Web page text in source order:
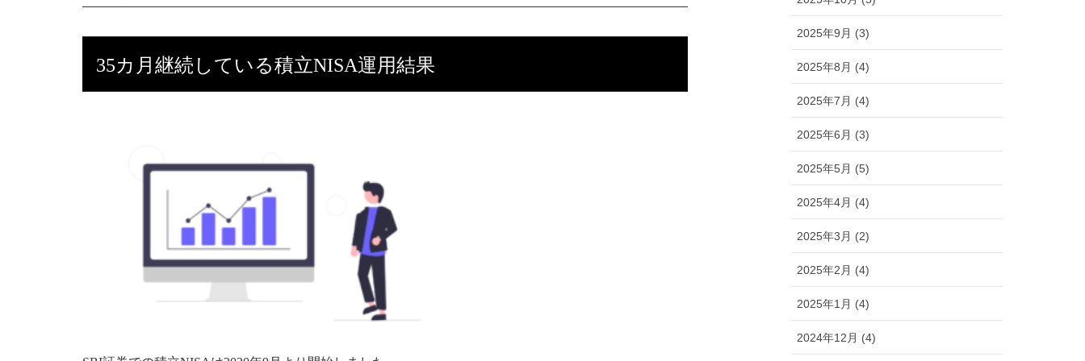
35カ月継続している積立NISA運用結果
2025年9月 (3)
2025年8月 (4)
2025年7月 (4)
2025年6月 (3)
2025年5月 (5)
2025年4月 (4)
2025年3月 (2)
2025年2月 (4)
2025年1月 (4)
2024年12月 (4)